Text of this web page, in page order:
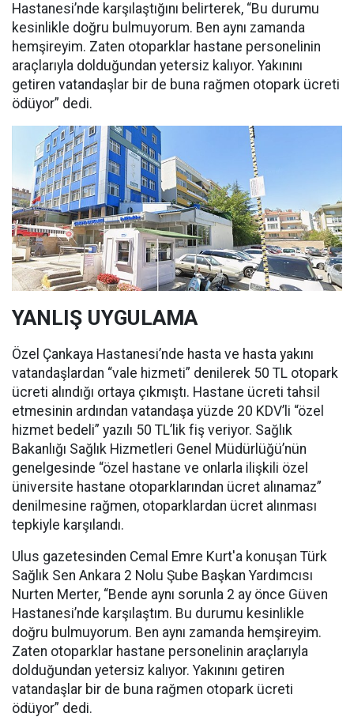
Hastanesi’nde karşılaştığını belirterek, “Bu durumu
kesinlikle doğru bulmuyorum. Ben aynı zamanda
hemşireyim. Zaten otoparklar hastane personelinin
araçlarıyla dolduğundan yetersiz kalıyor. Yakınını
getiren vatandaşlar bir de buna rağmen otopark ücreti
ödüyor” dedi.
YANLIŞ UYGULAMA
Özel Çankaya Hastanesi’nde hasta ve hasta yakını
vatandaşlardan “vale hizmeti” denilerek 50 TL otopark
ücreti alındığı ortaya çıkmıştı. Hastane ücreti tahsil
etmesinin ardından vatandaşa yüzde 20 KDV’li “özel
hizmet bedeli” yazılı 50 TL’lik fiş veriyor. Sağlık
Bakanlığı Sağlık Hizmetleri Genel Müdürlüğü’nün
genelgesinde “özel hastane ve onlarla ilişkili özel
üniversite hastane otoparklarından ücret alınamaz”
denilmesine rağmen, otoparklardan ücret alınması
tepkiyle karşılandı.
Ulus gazetesinden Cemal Emre Kurt'a konuşan Türk
Sağlık Sen Ankara 2 Nolu Şube Başkan Yardımcısı
Nurten Merter, “Bende aynı sorunla 2 ay önce Güven
Hastanesi’nde karşılaştım. Bu durumu kesinlikle
doğru bulmuyorum. Ben aynı zamanda hemşireyim.
Zaten otoparklar hastane personelinin araçlarıyla
dolduğundan yetersiz kalıyor. Yakınını getiren
vatandaşlar bir de buna rağmen otopark ücreti
ödüyor” dedi.